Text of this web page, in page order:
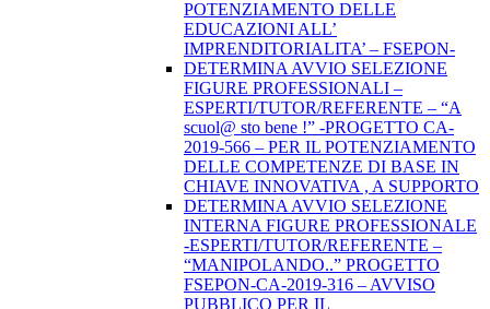
POTENZIAMENTO DELLE
EDUCAZIONI ALL’
IMPRENDITORIALITA’ – FSEPON-
DETERMINA AVVIO SELEZIONE
FIGURE PROFESSIONALI –
ESPERTI/TUTOR/REFERENTE – “A
scuol@ sto bene !” -PROGETTO CA-
2019-566 – PER IL POTENZIAMENTO
DELLE COMPETENZE DI BASE IN
CHIAVE INNOVATIVA , A SUPPORTO
DETERMINA AVVIO SELEZIONE
INTERNA FIGURE PROFESSIONALE
-ESPERTI/TUTOR/REFERENTE –
“MANIPOLANDO..” PROGETTO
FSEPON-CA-2019-316 – AVVISO
PUBBLICO PER IL